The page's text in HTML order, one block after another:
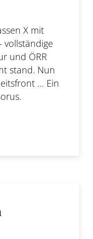
X mit
vollständige
und ÖRR
stand. Nun
… Ein